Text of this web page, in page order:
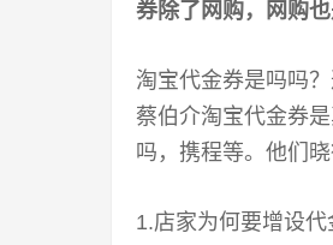
券除了网购，网购也
淘宝代金券是吗吗
蔡伯介淘宝代金券
吗，携程等。他们
1.店家为何要增设代